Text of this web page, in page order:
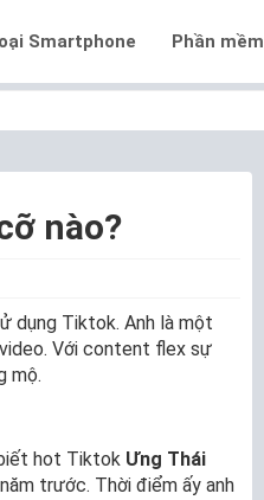
Smartphone Phần mềm
nào?
dụng Tiktok. Anh là một
Với content flex sự
mộ.
hot Tiktok Ưng Thái
trước. Thời điểm ấy anh